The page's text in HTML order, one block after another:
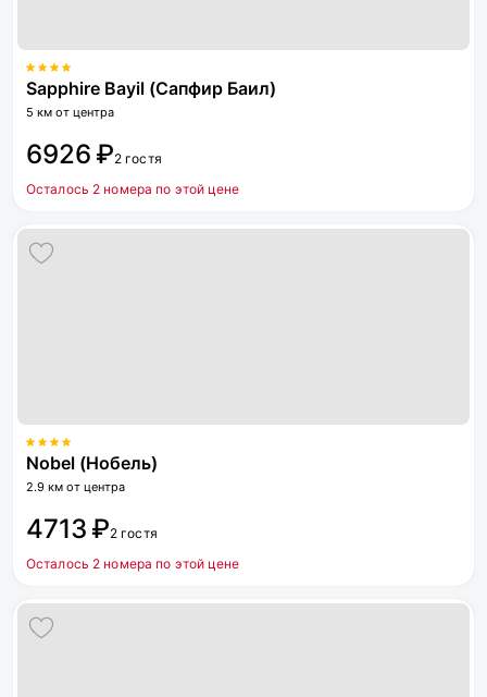
Sapphire Bayil (Сапфир Баил)
5 км от центра
6926 ₽2 гостя
Осталось 2 номера по этой цене
Nobel (Нобель)
2.9 км от центра
4713 ₽2 гостя
Осталось 2 номера по этой цене